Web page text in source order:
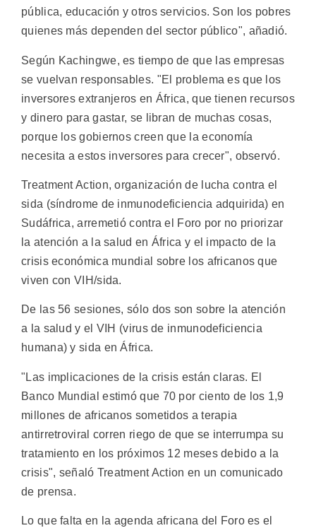
pública, educación y otros servicios. Son los pobres
quienes más dependen del sector público", añadió.
Según Kachingwe, es tiempo de que las empresas
se vuelvan responsables. "El problema es que los
inversores extranjeros en África, que tienen recursos
y dinero para gastar, se libran de muchas cosas,
porque los gobiernos creen que la economía
necesita a estos inversores para crecer", observó.
Treatment Action, organización de lucha contra el
sida (síndrome de inmunodeficiencia adquirida) en
Sudáfrica, arremetió contra el Foro por no priorizar
la atención a la salud en África y el impacto de la
crisis económica mundial sobre los africanos que
viven con VIH/sida.
De las 56 sesiones, sólo dos son sobre la atención
a la salud y el VIH (virus de inmunodeficiencia
humana) y sida en África.
"Las implicaciones de la crisis están claras. El
Banco Mundial estimó que 70 por ciento de los 1,9
millones de africanos sometidos a terapia
antirretroviral corren riego de que se interrumpa su
tratamiento en los próximos 12 meses debido a la
crisis", señaló Treatment Action en un comunicado
de prensa.
Lo que falta en la agenda africana del Foro es el